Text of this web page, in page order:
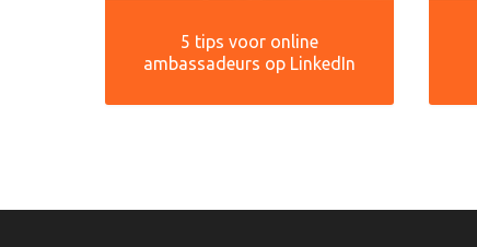
5 tips voor online
ambassadeurs op LinkedIn